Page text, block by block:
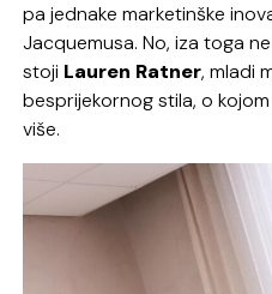
pa jednake marketinške
Jacquemusa. No, iza toga
stoji Lauren Ratner, mladi
besprijekornog stila, o
više.